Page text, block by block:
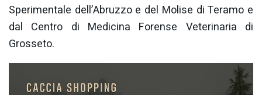
Sperimentale dell’Abruzzo e del Molise di Teramo e
dal Centro di Medicina Forense Veterinaria di
Grosseto.